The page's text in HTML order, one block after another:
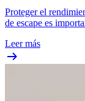
Proteger el
de escape es
Leer más